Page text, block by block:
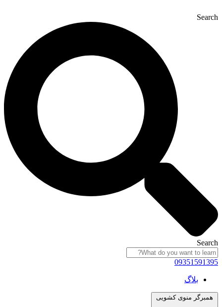
Search
Search
09351591395
بلاگ
همبرگر منوی کشویی